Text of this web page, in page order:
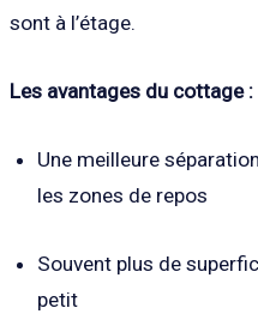
sont à l’étage.
Les avantages du cottage :
Une meilleure
les zones de repos
Souvent plus de
petit